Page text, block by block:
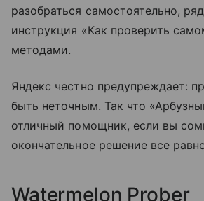
разобраться самостоятельно,
инструкция «Как проверить
методами.
Яндекс честно предупреждает:
быть неточным. Так что
отличный помощник, если вы
окончательное решение все
Watermelon Prober